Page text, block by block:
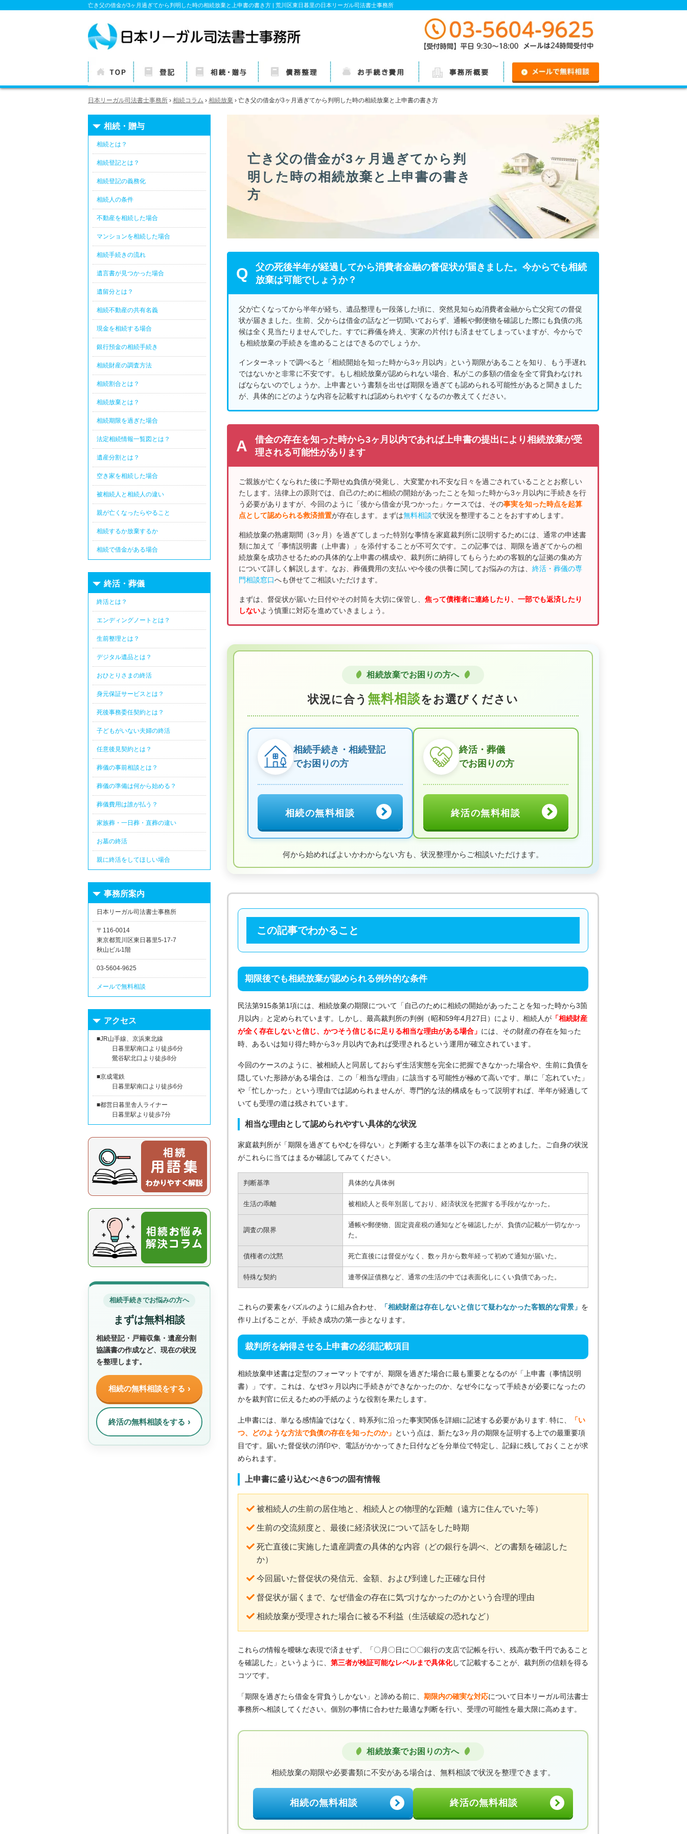
亡き父の借金が3ヶ月過ぎてから判明した時の相続放棄と上申書の書き方 | 荒川区東日暮里の日本リーガル司法書士事務所
ての基本情報
基本情報
理についての基本情報
日本リーガル司法書士事務所 › 相続コラム › 相続放棄 › 亡き父の借金が3ヶ月過ぎてから判明した時の相続放棄と上申書の書き方
亡き父の借金が3ヶ月過ぎてから判
明した時の相続放棄と上申書の書き
方
父の死後半年が経過してから消費者金融の督促状が届きました。今からでも相続
放棄は可能でしょうか？
父が亡くなってから半年が経ち、遺品整理も一段落した頃に、突然見知らぬ消費者金融から亡父宛ての督促
状が届きました。生前、父からは借金の話など一切聞いておらず、通帳や郵便物を確認した際にも負債の兆
候は全く見当たりませんでした。すでに葬儀を終え、実家の片付けも済ませてしまっていますが、今からで
も相続放棄の手続きを進めることはできるのでしょうか。
インターネットで調べると「相続開始を知った時から3ヶ月以内」という期限があることを知り、もう手遅れ
ではないかと非常に不安です。もし相続放棄が認められない場合、私がこの多額の借金を全て背負わなけれ
ばならないのでしょうか。上申書という書類を出せば期限を過ぎても認められる可能性があると聞きました
が、具体的にどのような内容を記載すれば認められやすくなるのか教えてください。
借金の存在を知った時から3ヶ月以内であれば上申書の提出により相続放棄が受
理される可能性があります
ご親族が亡くなられた後に予期せぬ負債が発覚し、大変驚かれ不安な日々を過ごされていることとお察しい
たします。法律上の原則では、自己のために相続の開始があったことを知った時から3ヶ月以内に手続きを行
う必要がありますが、今回のように「後から借金が見つかった」ケースでは、その事実を知った時点を起算
点として認められる救済措置が存在します。まずは無料相談で状況を整理することをおすすめします。
相続放棄の熟慮期間（3ヶ月）を過ぎてしまった特別な事情を家庭裁判所に説明するためには、通常の申述書
類に加えて「事情説明書（上申書）」を添付することが不可欠です。この記事では、期限を過ぎてからの相
続放棄を成功させるための具体的な上申書の構成や、裁判所に納得してもらうための客観的な証拠の集め方
について詳しく解説します。なお、葬儀費用の支払いや今後の供養に関してお悩みの方は、 終活・葬儀の専
門相談窓口へも併せてご相談いただけます。
まずは、督促状が届いた日付やその封筒を大切に保管し、 焦って債権者に連絡したり、一部でも返済したり
しないよう慎重に対応を進めていきましょう。
相続放棄でお困りの方へ
状況に合う 無料相談をお選びください
相続手続き・相続登記
でお困りの方
相続の無料相談
終活・葬儀
でお困りの方
終活の無料相談
何から始めればよいかわからない方も、 状況整理からご相談いただけます。
この記事でわかること
期限後でも相続放棄が認められる例外的な条件
民法第915条第1項には、相続放棄の期限について「自己のために相続の開始があったことを知った時から3箇
月以内」と定められています。しかし、最高裁判所の判例（昭和59年4月27日）により、相続人が 「相続財産
が全く存在しないと信じ、かつそう信じるに足りる相当な理由がある場合」 には、その財産の存在を知った
時、あるいは知り得た時から3ヶ月以内であれば受理されるという運用が確立されています。
今回のケースのように、被相続人と同居しておらず生活実態を完全に把握できなかった場合や、生前に負債を
隠していた形跡がある場合は、この「相当な理由」に該当する可能性が極めて高いです。単に「忘れていた」
や「忙しかった」という理由では認められませんが、専門的な法的構成をもって説明すれば、半年が経過して
いても受理の道は残されています。
相当な理由として認められやすい具体的な状況
家庭裁判所が「期限を過ぎてもやむを得ない」と判断する主な基準を以下の表にまとめました。ご自身の状況
がこれらに当てはまるか確認してみてください。
判断基準 具体的な具体例
生活の乖離 被相続人と長年別居しており、経済状況を把握する手段がなかった。
調査の限界
通帳や郵便物、固定資産税の通知などを確認したが、負債の記載が一切なかっ
た。
債権者の沈黙 死亡直後には督促がなく、数ヶ月から数年経って初めて通知が届いた。
特殊な契約 連帯保証債務など、通常の生活の中では表面化しにくい負債であった。
これらの要素をパズルのように組み合わせ、 「相続財産は存在しないと信じて疑わなかった客観的な背景」 を
作り上げることが、手続き成功の第一歩となります。
裁判所を納得させる上申書の必須記載項目
相続放棄申述書は定型のフォーマットですが、期限を過ぎた場合に最も重要となるのが「上申書（事情説明
書）」です。これは、なぜ3ヶ月以内に手続きができなかったのか、なぜ今になって手続きが必要になったの
かを裁判官に伝えるための手紙のような役割を果たします。
上申書には、単なる感情論ではなく、時系列に沿った事実関係を詳細に記述する必要があります. 特に、
「い
つ、どのような方法で負債の存在を知ったのか」 という点は、新たな3ヶ月の期限を証明する上での最重要項
目です。届いた督促状の消印や、電話がかかってきた日付などを分単位で特定し、記録に残しておくことが求
められます。
上申書に盛り込むべき6つの固有情報
被相続人の生前の居住地と、相続人との物理的な距離（遠方に住んでいた等）
生前の交流頻度と、最後に経済状況について話をした時期
死亡直後に実施した遺産調査の具体的な内容（どの銀行を調べ、どの書類を確認した
か）
今回届いた督促状の発信元、金額、および到達した正確な日付
督促状が届くまで、なぜ借金の存在に気づけなかったのかという合理的理由
相続放棄が受理された場合に被る不利益（生活破綻の恐れなど）
これらの情報を曖昧な表現で済ませず、「〇月〇日に〇〇銀行の支店で記帳を行い、残高が数千円であること
を確認した」というように、 第三者が検証可能なレベルまで具体化して記載することが、裁判所の信頼を得る
コツです。
「期限を過ぎたら借金を背負うしかない」と諦める前に、 期限内の確実な対応について日本リーガル司法書士
事務所へ相談してください。個別の事情に合わせた最適な判断を行い、受理の可能性を最大限に高めます。
相続放棄でお困りの方へ
相続放棄の期限や必要書類に不安がある場合は、 無料相談で状況を整理できます。
相続の無料相談 終活の無料相談
相続・贈与
相続とは？
相続登記とは？
相続登記の義務化
相続人の条件
不動産を相続した場合
マンションを相続した場合
相続手続きの流れ
遺言書が見つかった場合
遺留分とは？
相続不動産の共有名義
現金を相続する場合
銀行預金の相続手続き
相続財産の調査方法
相続割合とは？
相続放棄とは？
相続期限を過ぎた場合
法定相続情報一覧図とは？
遺産分割とは？
空き家を相続した場合
被相続人と相続人の違い
親が亡くなったらやること
相続するか放棄するか
相続で借金がある場合
終活・葬儀
終活とは？
エンディングノートとは？
生前整理とは？
デジタル遺品とは？
おひとりさまの終活
身元保証サービスとは？
死後事務委任契約とは？
子どもがいない夫婦の終活
任意後見契約とは？
葬儀の事前相談とは？
葬儀の準備は何から始める？
葬儀費用は誰が払う？
家族葬・一日葬・直葬の違い
お墓の終活
親に終活をしてほしい場合
事務所案内
日本リーガル司法書士事務所
〒116-0014
東京都荒川区東日暮里5-17-7
秋山ビル1階
03-5604-9625
メールで無料相談
アクセス
■JR山手線、京浜東北線
日暮里駅南口より徒歩6分
鶯谷駅北口より徒歩8分
■京成電鉄
日暮里駅南口より徒歩6分
■都営日暮里舎人ライナー
日暮里駅より徒歩7分
相続手続きでお悩みの方へ
まずは無料相談
相続登記・戸籍収集・遺産分割
協議書の作成など、現在の状況
を整理します。
相続の無料相談をする
終活の無料相談をする